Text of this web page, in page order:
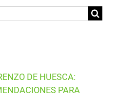
DE HUESCA:
PARA